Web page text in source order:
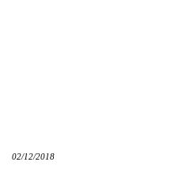
02/12/2018